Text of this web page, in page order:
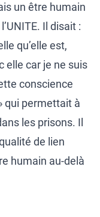
un être humain
Il disait :
qu’elle est,
elle car je ne suis
conscience
qui permettait à
les prisons. Il
de lien
humain au-delà